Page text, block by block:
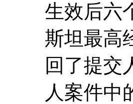
生效后六
斯坦最高
回了提交
人案件中